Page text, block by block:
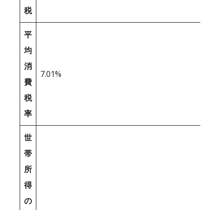
税
平
均
消
費
税
率
7.01%
世
帯
所
得
の